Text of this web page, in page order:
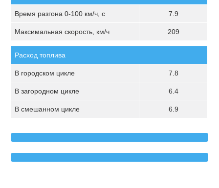
Время разгона 0-100 км/ч, с 7.9
Максимальная скорость, км/ч 209
Расход топлива
В городском цикле 7.8
В загородном цикле 6.4
В смешанном цикле 6.9